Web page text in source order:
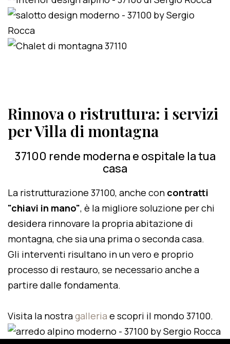
Rinnova o ristruttura: i servizi
per Villa di montagna
37100 rende moderna e ospitale la tua
casa
La ristrutturazione 37100, anche con contratti
"chiavi in mano", è la migliore soluzione per chi
desidera rinnovare la propria abitazione di
montagna, che sia una prima o seconda casa.
Gli interventi risultano in un vero e proprio
processo di restauro, se necessario anche a
partire dalle fondamenta.
Visita la nostragalleria e scopri il mondo 37100.